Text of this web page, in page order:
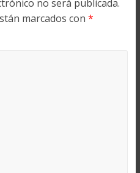
no será publicada.
marcados con *